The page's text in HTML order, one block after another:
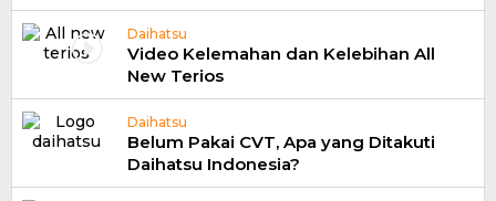
Daihatsu
Video Kelemahan dan Kelebihan All
New Terios
Daihatsu
Belum Pakai CVT, Apa yang Ditakuti
Daihatsu Indonesia?